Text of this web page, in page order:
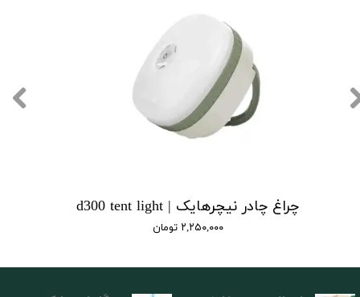
چراغ چادر نیچرهایک | d300 tent light
۲,۲۵۰,۰۰۰ تومان